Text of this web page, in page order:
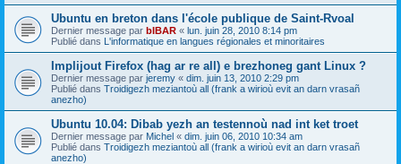
Ubuntu en breton dans l'école publique de Saint-Rvoal
Dernier message par bIBAR « lun. juin 28, 2010 8:14 pm
Publié dans L'informatique en langues régionales et minoritaires
Implijout Firefox (hag ar re all) e brezhoneg gant Linux ?
Dernier message par jeremy « dim. juin 13, 2010 2:29 pm
Publié dans Troidigezh meziantoù all (frank a wirioù evit an darn vrasañ
anezho)
Ubuntu 10.04: Dibab yezh an testennoù nad int ket troet
Dernier message par Michel « dim. juin 06, 2010 10:34 am
Publié dans Troidigezh meziantoù all (frank a wirioù evit an darn vrasañ
anezho)